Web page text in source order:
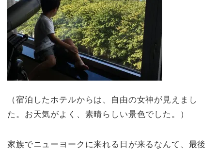
（宿泊したホテルからは、自由の女神が見えまし
た。お天気がよく、素晴らしい景色でした。）
家族でニューヨークに来れる日が来るなんて、最後